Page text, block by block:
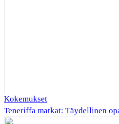
Kokemukset
Teneriffa matkat: Täydellinen